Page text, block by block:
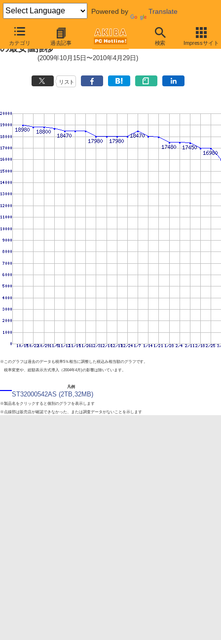
Powered by Translate
カテゴリ 過去記事 検索 Impressサイト
Barracuda LP (5900rpm,3Gb/s)
の最安値推移
(2009年10月15日〜2010年4月29日)
リスト
※このグラフは過去のデータも税率5％相当に調整した税込み相当額のグラフです。
税率変更や、総額表示方式導入（2004年4月)の影響は除いています。
凡例
ST32000542AS (2TB,32MB)
※製品名をクリックすると個別のグラフを表示します
※点線部は販売店が確認できなかった、または調査データがないことを示します